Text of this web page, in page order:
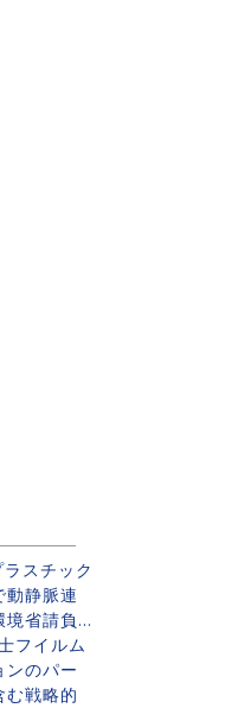
スチック
動静脈連
省請負...
フイルム
ンのパー
む戦略的